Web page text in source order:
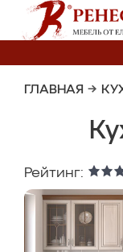
ГЛАВНАЯ →
Рейтинг: